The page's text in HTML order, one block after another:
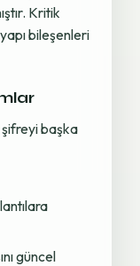
Kritik
bileşenleri
başka
güncel